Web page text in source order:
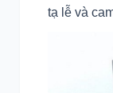
tạ lễ và